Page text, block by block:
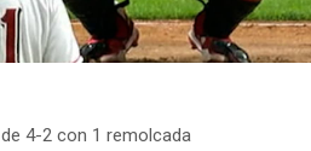
de 4-2 con 1 remolcada